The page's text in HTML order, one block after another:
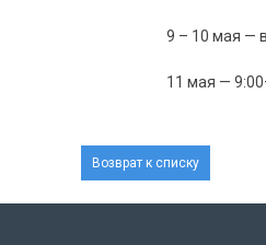
9 – 10 мая —
11 мая —
Возврат к списку